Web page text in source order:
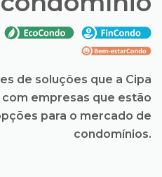
para o mercado de
condomínios.
saiba mais